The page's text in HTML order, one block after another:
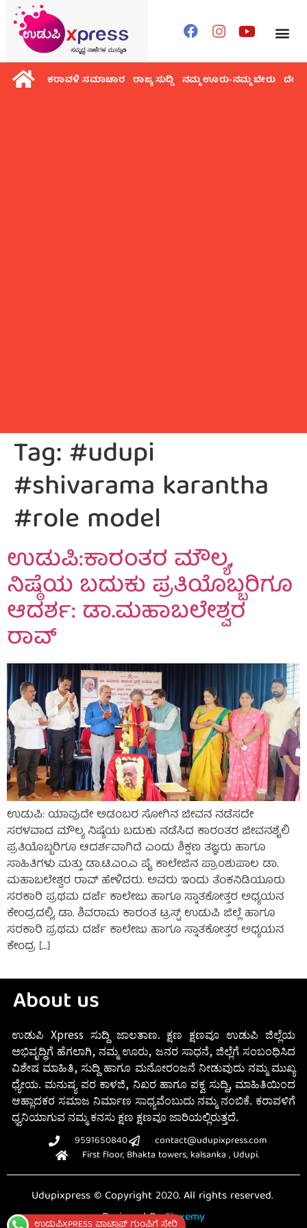
ಕರಾವಳಿ ಸಮಾಚಾರ ರಾಜ್ಯ ಸುದ್ದಿ ನಮ್ಮ ಊರು-ನಮ್ಮ ಬೇರು ದೇಶ
Tag:#udupi
#shivarama karantha
#role model
ಉಡುಪಿ:ಕಾರಂತರ ಮೌಲ್ಯ,
ನಿಷ್ಠೆಯ ಬದುಕು ಪ್ರತಿಯೊಬ್ಬರಿಗೂ
ಆದರ್ಶ: ಡಾ.ಮಹಾಬಲೇಶ್ವರ
ರಾವ್
ಉಡುಪಿ: ಯಾವುದೇ ಅಡಂಬರ ಸೋಗಿನ ಜೀವನ ನಡೆಸದೇ
ಸರಳವಾದ ಮೌಲ್ಯ ನಿಷ್ಠೆಯ ಬದುಕು ನಡೆಸಿದ ಕಾರಂತರ ಜೀವನಶೈಲಿ
ಪ್ರತಿಯೊಬ್ಬರಿಗೂ ಆದರ್ಶವಾಗಿದೆ ಎಂದು ಶಿಕ್ಷಣ ತಜ್ಞರು ಹಾಗೂ
ಸಾಹಿತಿಗಳು ಮತ್ತು ಡಾ.ಟಿ.ಎಂ.ಎ ಪೈ ಕಾಲೇಜಿನ ಪ್ರಾಂಶುಪಾಲ ಡಾ.
ಮಹಾಬಲೇಶ್ವರ ರಾವ್ ಹೇಳಿದರು. ಅವರು ಇಂದು ತೆಂಕನಿಡಿಯೂರು
ಸರಕಾರಿ ಪ್ರಥಮ ದರ್ಜೆ ಕಾಲೇಜು ಹಾಗೂ ಸ್ನಾತಕೋತ್ತರ ಅಧ್ಯಯನ
ಕೇಂದ್ರದಲ್ಲಿ, ಡಾ. ಶಿವರಾಮ ಕಾರಂತ ಟ್ರಸ್ಟ್ ಉಡುಪಿ ಜಿಲ್ಲೆ ಹಾಗೂ
ಸರಕಾರಿ ಪ್ರಥಮ ದರ್ಜೆ ಕಾಲೇಜು ಹಾಗೂ ಸ್ನಾತಕೋತ್ತರ ಅಧ್ಯಯನ
ಕೇಂದ್ರ […]
About us
ಉಡುಪಿ Xpress ಸುದ್ದಿ ಜಾಲತಾಣ. ಕ್ಷಣ ಕ್ಷಣವೂ ಉಡುಪಿ ಜಿಲ್ಲೆಯ
ಅಭಿವೃದ್ಧಿಗೆ ಹೆಗಲಾಗಿ, ನಮ್ಮ ಊರು, ಜನರ ಸಾಧನೆ, ಜಿಲ್ಲೆಗೆ ಸಂಬಂಧಿಸಿದ
ವಿಶೇಷ ಮಾಹಿತಿ, ಸುದ್ದಿ ಹಾಗೂ ಮನೋರಂಜನೆ ನೀಡುವುದು ನಮ್ಮ ಮುಖ್ಯ
ಧ್ಯೇಯ. ಮನುಷ್ಯ ಪರ ಕಾಳಜಿ, ನಿಖರ ಹಾಗೂ ಪಕ್ವ ಸುದ್ದಿ, ಮಾಹಿತಿಯಿಂದ
ಆಹ್ಲಾದಕರ ಸಮಾಜ ನಿರ್ಮಾಣ ಸಾಧ್ಯವೆಂಬುದು ನಮ್ಮ ನಂಬಿಕೆ. ಕರಾವಳಿಗೆ
ಧ್ವನಿಯಾಗುವ ನಮ್ಮ ಕನಸು ಕ್ಷಣ ಕ್ಷಣವೂ ಜಾರಿಯಲ್ಲಿರುತ್ತದೆ.
9591650840
contact@udupixpress.com
First floor, Bhakta towers, kalsanka , Udupi.
Udupixpress © Copyright 2020. All rights reserved.
Designed ByFluxemy